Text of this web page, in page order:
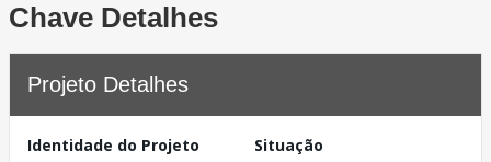
Chave Detalhes
Projeto Detalhes
Identidade do Projeto
Situação